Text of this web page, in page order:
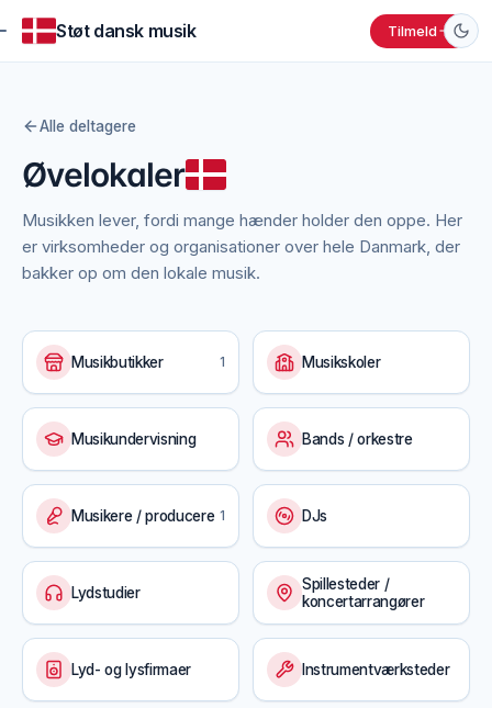
Støt dansk musik Tilmeld
Alle deltagere
Øvelokaler
Musikken lever, fordi mange hænder holder den oppe. Her
er virksomheder og organisationer over hele Danmark, der
bakker op om den lokale musik.
Musikbutikker 1 Musikskoler
Musikundervisning Bands / orkestre
Musikere / producere 1 DJs
Lydstudier
Spillesteder /
koncertarrangører
Lyd- og lysfirmaer Instrumentværksteder